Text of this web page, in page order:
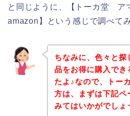
と同じように、【トーカ堂 ア
amazon】という感じで調べて
ちなみに、色々と
品をお得に購入でき
たよ♪なので、トー
方は、まずは下記ペ
みてはいかがでしょ